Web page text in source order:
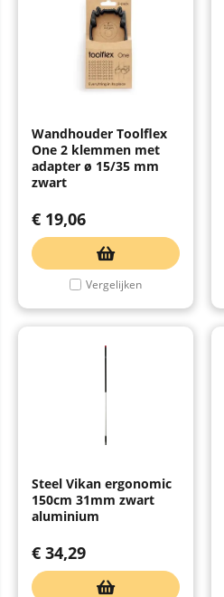
Wandhouder Toolflex
One 2 klemmen met
adapter ø 15/35 mm
zwart
€ 19,06
Vergelijken
Steel Vikan ergonomic
150cm 31mm zwart
aluminium
€ 34,29